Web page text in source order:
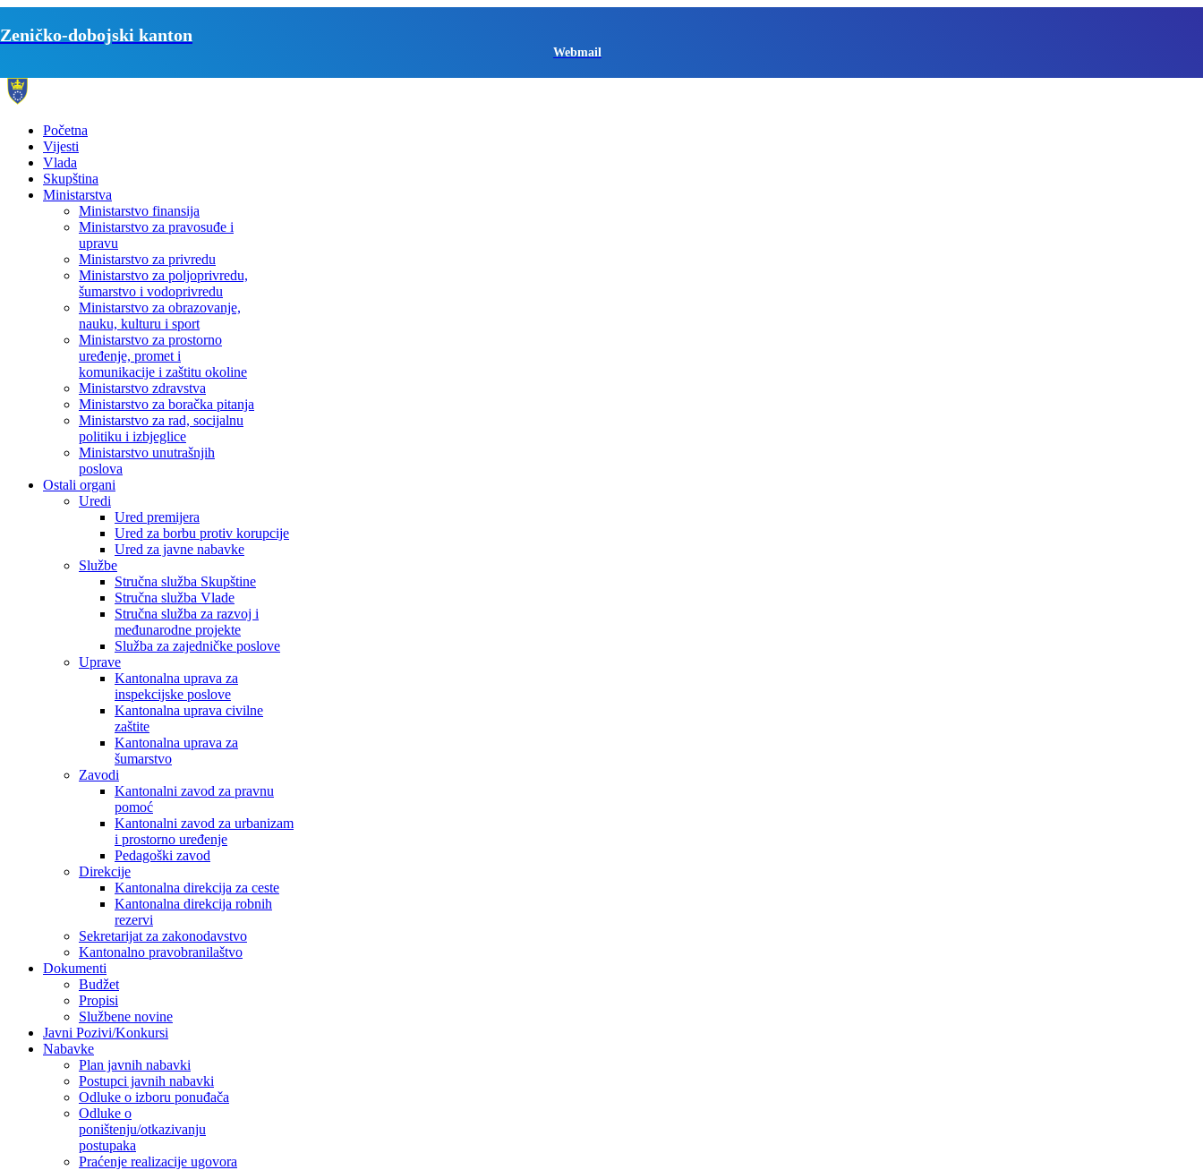
Zeničko-dobojski kanton
Webmail
Početna
Vijesti
Vlada
Skupština
Ministarstva
Ministarstvo finansija
Ministarstvo za pravosuđe i
upravu
Ministarstvo za privredu
Ministarstvo za poljoprivredu,
šumarstvo i vodoprivredu
Ministarstvo za obrazovanje,
nauku, kulturu i sport
Ministarstvo za prostorno
uređenje, promet i
komunikacije i zaštitu okoline
Ministarstvo zdravstva
Ministarstvo za boračka pitanja
Ministarstvo za rad, socijalnu
politiku i izbjeglice
Ministarstvo unutrašnjih
poslova
Ostali organi
Uredi
Ured premijera
Ured za borbu protiv korupcije
Ured za javne nabavke
Službe
Stručna služba Skupštine
Stručna služba Vlade
Stručna služba za razvoj i
međunarodne projekte
Služba za zajedničke poslove
Uprave
Kantonalna uprava za
inspekcijske poslove
Kantonalna uprava civilne
zaštite
Kantonalna uprava za
šumarstvo
Zavodi
Kantonalni zavod za pravnu
pomoć
Kantonalni zavod za urbanizam
i prostorno uređenje
Pedagoški zavod
Direkcije
Kantonalna direkcija za ceste
Kantonalna direkcija robnih
rezervi
Sekretarijat za zakonodavstvo
Kantonalno pravobranilaštvo
Dokumenti
Budžet
Propisi
Službene novine
Javni Pozivi/Konkursi
Nabavke
Plan javnih nabavki
Postupci javnih nabavki
Odluke o izboru ponuđača
Odluke o
poništenju/otkazivanju
postupaka
Praćenje realizacije ugovora